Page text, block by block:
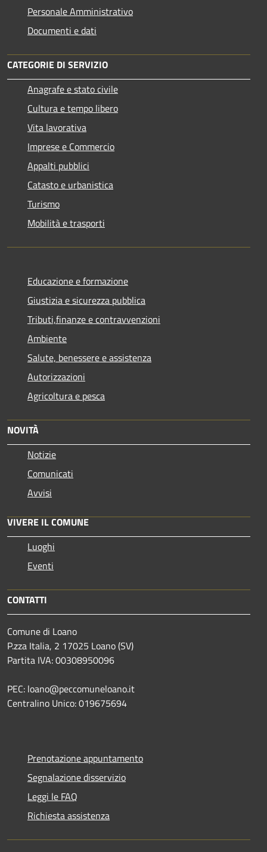
Personale Amministrativo
Documenti e dati
CATEGORIE DI SERVIZIO
Anagrafe e stato civile
Cultura e tempo libero
Vita lavorativa
Imprese e Commercio
Appalti pubblici
Catasto e urbanistica
Turismo
Mobilità e trasporti
Educazione e formazione
Giustizia e sicurezza pubblica
Tributi,finanze e contravvenzioni
Ambiente
Salute, benessere e assistenza
Autorizzazioni
Agricoltura e pesca
NOVITÀ
Notizie
Comunicati
Avvisi
VIVERE IL COMUNE
Luoghi
Eventi
CONTATTI
Comune di Loano
P.zza Italia, 2 17025 Loano (SV)
Partita IVA: 00308950096
PEC: loano@peccomuneloano.it
Centralino Unico: 019675694
Prenotazione appuntamento
Segnalazione disservizio
Leggi le FAQ
Richiesta assistenza